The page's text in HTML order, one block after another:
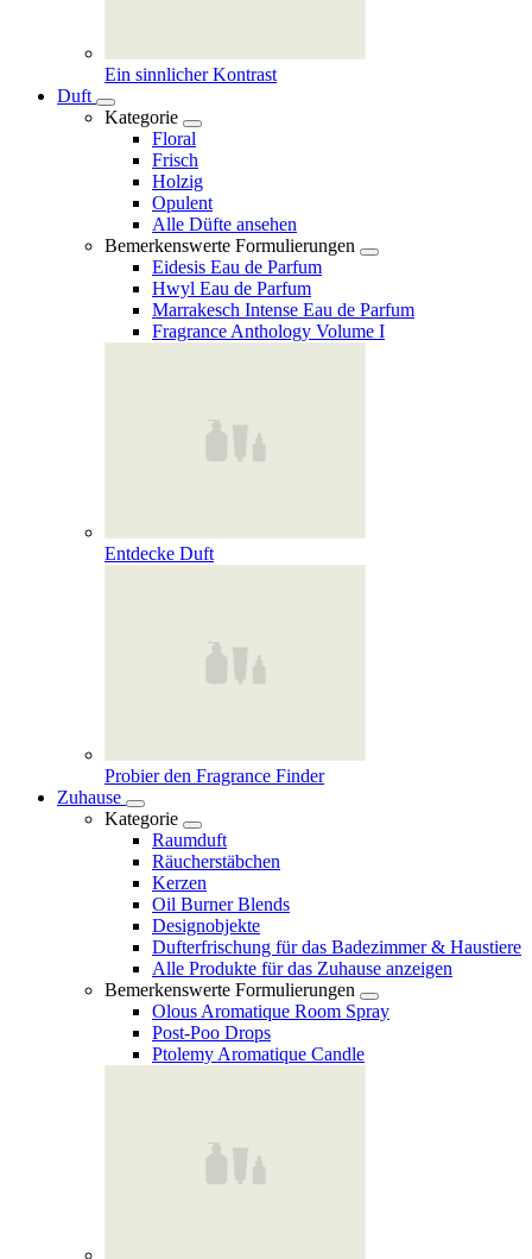
Ein sinnlicher Kontrast
Duft
Kategorie
Floral
Frisch
Holzig
Opulent
Alle Düfte ansehen
Bemerkenswerte Formulierungen
Eidesis Eau de Parfum
Hwyl Eau de Parfum
Marrakesch Intense Eau de Parfum
Fragrance Anthology Volume I
Entdecke Duft
Probier den Fragrance Finder
Zuhause
Kategorie
Raumduft
Räucherstäbchen
Kerzen
Oil Burner Blends
Designobjekte
Dufterfrischung für das Badezimmer & Haustiere
Alle Produkte für das Zuhause anzeigen
Bemerkenswerte Formulierungen
Olous Aromatique Room Spray
Post-Poo Drops
Ptolemy Aromatique Candle